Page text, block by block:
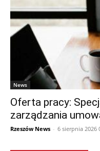
News
Oferta pracy:
zarządzania
Rzeszów News - 6 sierpnia 2026